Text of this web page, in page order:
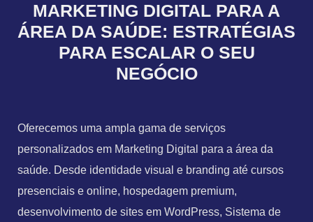
MARKETING DIGITAL PARA A
ÁREA DA SAÚDE: ESTRATÉGIAS
PARA ESCALAR O SEU
NEGÓCIO
Oferecemos uma ampla gama de serviços
personalizados em Marketing Digital para a área da
saúde. Desde identidade visual e branding até cursos
presenciais e online, hospedagem premium,
desenvolvimento de sites em WordPress, Sistema de